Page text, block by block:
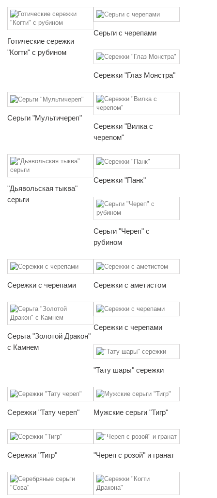
Готические сережки
"Когти" с рубином
Серьги с черепами
Сережки "Глаз Монстра"
Серьги "Мультичереп"
Сережки "Вилка с
черепом"
"Дьявольская тыква"
серьги
Сережки "Панк"
Серьги "Череп" с
рубином
Сережки с черепами Сережки с аметистом
Серьга "Золотой Дракон"
с Камнем
Сережки с черепами
"Тату шары" сережки
Сережки "Тату череп" Мужские серьги "Тигр"
Сережки "Тигр" "Череп с розой" и гранат